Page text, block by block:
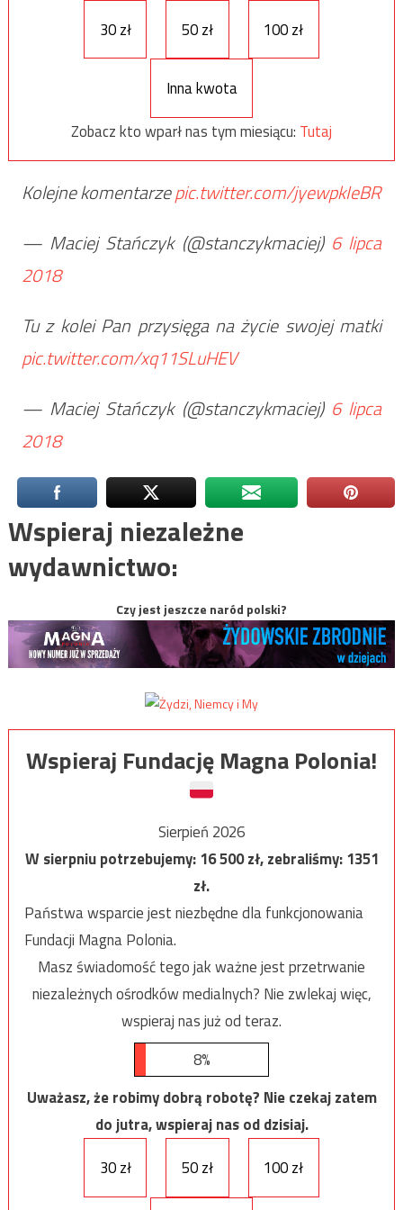
30 zł 50 zł 100 zł
Inna kwota
Zobacz kto wparł nas tym miesiącu: Tutaj
Kolejne komentarzepic.twitter.com/jyewpkIeBR
— Maciej Stańczyk (@stanczykmaciej) 6 lipca
2018
Tu z kolei Pan przysięga na życie swojej matki
pic.twitter.com/xq11SLuHEV
— Maciej Stańczyk (@stanczykmaciej) 6 lipca
2018
Wspieraj niezależne
wydawnictwo:
Czy jest jeszcze naród polski?
Wspieraj Fundację Magna Polonia!
Sierpień 2026
W sierpniu potrzebujemy:16 500zł, zebraliśmy:1351
zł.
Państwa wsparcie jest niezbędne dla funkcjonowania
Fundacji Magna Polonia.
Masz świadomość tego jak ważne jest przetrwanie
niezależnych ośrodków medialnych? Nie zwlekaj więc,
wspieraj nas już od teraz.
8%
Uważasz, że robimy dobrą robotę? Nie czekaj zatem
do jutra, wspieraj nas od dzisiaj.
30 zł
50 zł 100 zł